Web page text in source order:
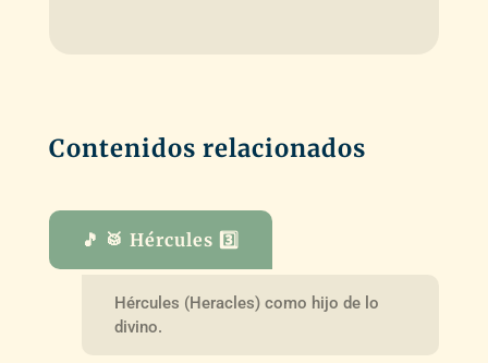
Contenidos relacionados
🎵 🥁 Hércules 3️⃣
Hércules (Heracles) como hijo de lo
divino.